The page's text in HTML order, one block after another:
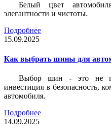
Белый цвет
элегантности и чистоты.
Подробнее
15.09.2025
Как выбрать шины для
Выбор шин - это не
инвестиция в безопасность,
автомобиля.
Подробнее
14.09.2025